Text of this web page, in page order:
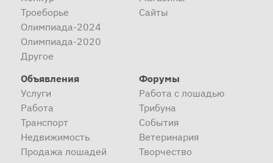
Троеборье
Олимпиада-2024
Олимпиада-2020
Другое
Сайты
Объявления
Услуги
Работа
Транспорт
Недвижимость
Продажа лошадей
Форумы
Работа с лошадью
Трибуна
События
Ветеринария
Творчество